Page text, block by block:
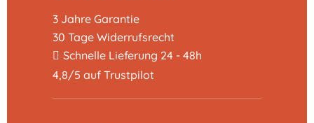
3 Jahre Garantie
30 Tage Widerrufsrecht
Schnelle Lieferung 24 - 48h
4,8/5 auf Trustpilot